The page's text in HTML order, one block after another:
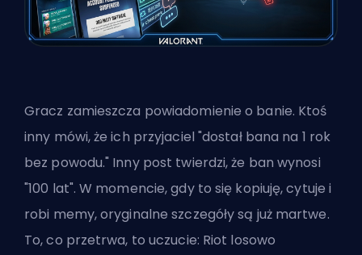
Gracz zamieszcza powiadomienie o banie. Ktoś
inny mówi, że ich przyjaciel "dostał bana na 1 rok
bez powodu." Inny post twierdzi, że ban wynosi
"100 lat". W momencie, gdy to się kopiuję, cytuje i
robi memy, oryginalne szczegóły są już martwe.
To, co przetrwa, to uczucie: Riot losowo